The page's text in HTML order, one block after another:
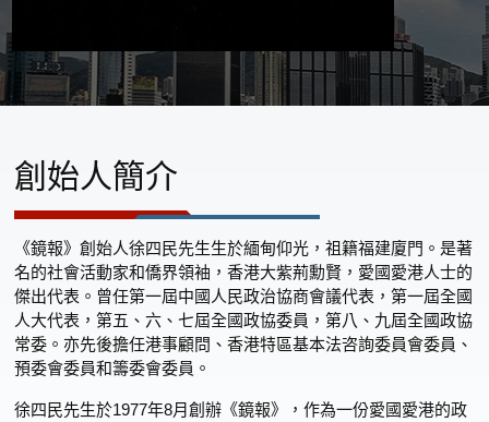
創始人簡介
《鏡報》創始人徐四民先生生於緬甸仰光，祖籍福建廈門。是著
名的社會活動家和僑界領袖，香港大紫荊勳賢，愛國愛港人士的
傑出代表。曾任第一屆中國人民政治協商會議代表，第一屆全國
人大代表，第五、六、七屆全國政協委員，第八、九屆全國政協
常委。亦先後擔任港事顧問、香港特區基本法咨詢委員會委員、
預委會委員和籌委會委員。
徐四民先生於1977年8月創辦《鏡報》，作為一份愛國愛港的政